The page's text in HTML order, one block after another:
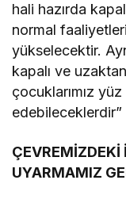
hali hazırda
normal
yükselecektir.
kapalı ve
çocuklarımız
ÇEVREMİZDEKİ
UYARMAMIZ